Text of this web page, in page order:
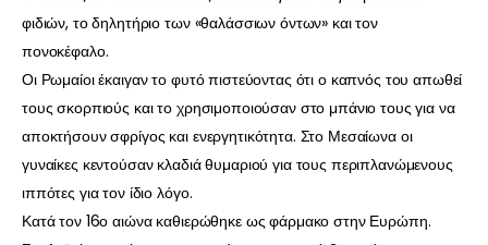
φιδιών, το δηλητήριο των «θαλάσσιων όντων» και τον
πονοκέφαλο.
Οι Ρωμαίοι έκαιγαν το φυτό πιστεύοντας ότι ο καπνός του απωθεί
τους σκορπιούς και το χρησιμοποιούσαν στο μπάνιο τους για να
αποκτήσουν σφρίγος και ενεργητικότητα. Στο Μεσαίωνα οι
γυναίκες κεντούσαν κλαδιά θυμαριού για τους περιπλανώμενους
ιππότες για τον ίδιο λόγο.
Κατά τον 16ο αιώνα καθιερώθηκε ως φάρμακο στην Ευρώπη.